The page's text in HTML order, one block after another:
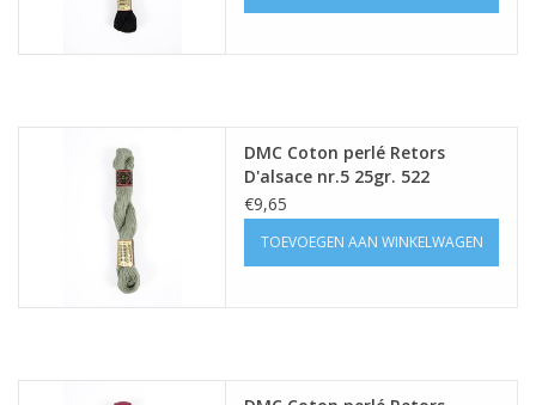
DMC Coton perlé Retors
D'alsace nr.5 25gr. 522
€9,65
TOEVOEGEN AAN WINKELWAGEN